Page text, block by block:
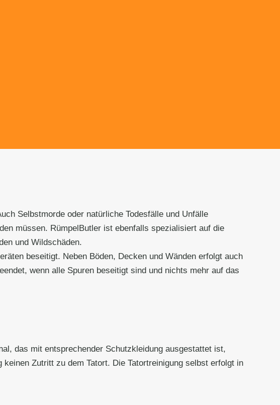
Selbstmorde oder natürliche Todesfälle und Unfälle
müssen. RümpelButler ist ebenfalls spezialisiert auf die
und Wildschäden.
beseitigt. Neben Böden, Decken und Wänden erfolgt auch
wenn alle Spuren beseitigt sind und nichts mehr auf das
das mit entsprechender Schutzkleidung ausgestattet ist,
Zutritt zu dem Tatort. Die Tatortreinigung selbst erfolgt in